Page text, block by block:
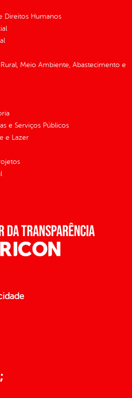
Direitos Humanos
Meio Ambiente, Abastecimento e
e Serviços Públicos
e Lazer